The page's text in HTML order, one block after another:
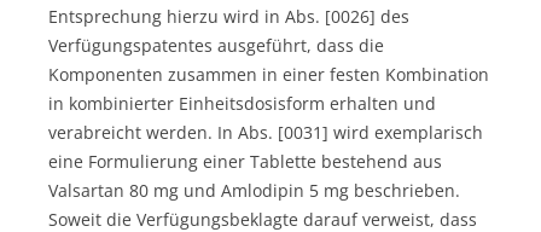
Entsprechung hierzu wird in Abs. [0026] des
Verfügungspatentes ausgeführt, dass die
Komponenten zusammen in einer festen Kombination
in kombinierter Einheitsdosisform erhalten und
verabreicht werden. In Abs. [0031] wird exemplarisch
eine Formulierung einer Tablette bestehend aus
Valsartan 80 mg und Amlodipin 5 mg beschrieben.
Soweit die Verfügungsbeklagte darauf verweist, dass